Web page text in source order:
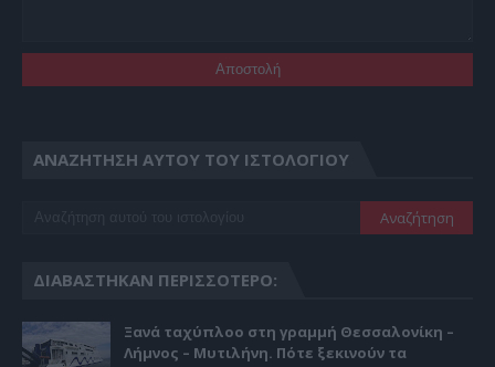
ΑΝΑΖΉΤΗΣΗ ΑΥΤΟΎ ΤΟΥ ΙΣΤΟΛΟΓΊΟΥ
ΔΙΑΒΆΣΤΗΚΑΝ ΠΕΡΙΣΣΌΤΕΡΟ:
Ξανά ταχύπλοο στη γραμμή Θεσσαλονίκη –
Λήμνος – Μυτιλήνη. Πότε ξεκινούν τα